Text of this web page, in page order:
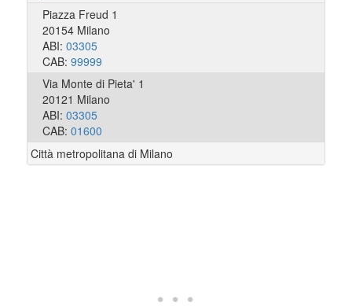
Piazza Freud 1
20154 Milano
ABI: 03305
CAB: 99999
Via Monte di Pieta' 1
20121 Milano
ABI: 03305
CAB: 01600
Città metropolitana di Milano